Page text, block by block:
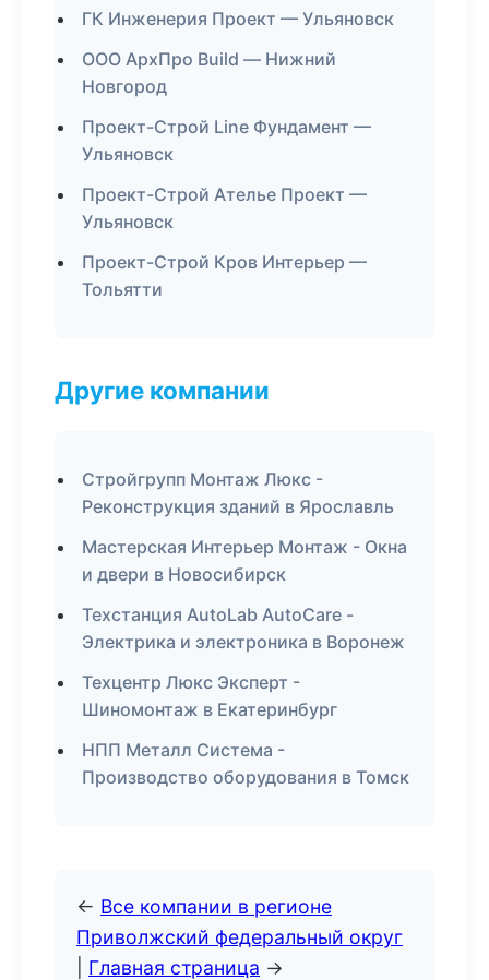
ГК Инженерия Проект — Ульяновск
ООО АрхПро Build — Нижний
Новгород
Проект-Строй Line Фундамент —
Ульяновск
Проект-Строй Ателье Проект —
Ульяновск
Проект-Строй Кров Интерьер —
Тольятти
Другие компании
Стройгрупп Монтаж Люкс -
Реконструкция зданий в Ярославль
Мастерская Интерьер Монтаж - Окна
и двери в Новосибирск
Техстанция AutoLab AutoCare -
Электрика и электроника в Воронеж
Техцентр Люкс Эксперт -
Шиномонтаж в Екатеринбург
НПП Металл Система -
Производство оборудования в Томск
← Все компании в регионе
Приволжский федеральный округ
Главная страница →